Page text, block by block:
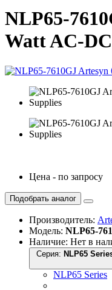
NLP65-
Watt AC-
Цена - по запросу
Подобрать аналог
Производитель:
Модель: NLP65-
Наличие: Нет в
Серия:
NLP65 Series